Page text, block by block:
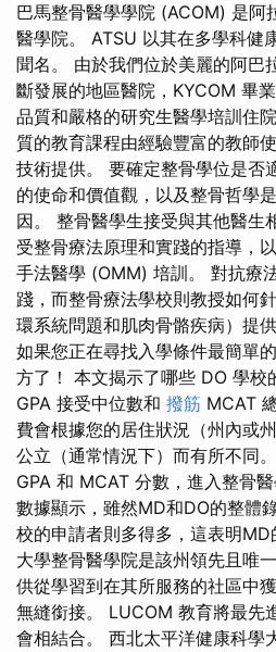
巴馬整骨醫學學院 (ACOM) 是阿
醫學院。 ATSU 以其在多學科健
聞名。 由於我們位於美麗的阿巴
斷發展的地區醫院，KYCOM 畢
品質和嚴格的研究生醫學培訓住
質的教育課程由經驗豐富的教師
技術提供。 要確定整骨學位是否
的使命和價值觀，以及整骨哲學
因。 整骨醫學生接受與其他醫生
受整骨療法原理和實踐的指導，
手法醫學 (OMM) 培訓。 對抗療
踐，而整骨療法學校則教授如何
環系統問題和肌肉骨骼疾病）提
如果您正在尋找入學條件最簡單
方了！ 本文揭示了哪些 DO 學校
GPA 接受中位數和 撥筋 MCAT
費會根據您的居住狀況（州內或
公立（通常情況下）而有所不同
GPA 和 MCAT 分數，進入整骨
數據顯示，雖然MD和DO的整體
校的申請者則多得多，這表明
大學整骨醫學院是該州領先且唯
供從學習到在其所服務的社區中
無縫銜接。 LUCOM 教育將最先
會相結合。 西北太平洋健康科學